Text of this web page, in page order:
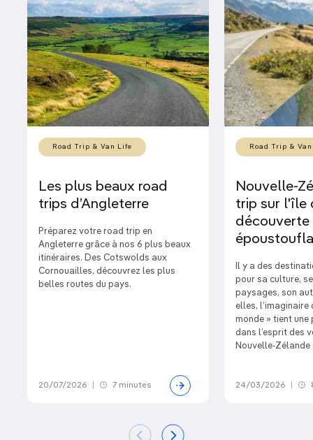
Road Trip & Van Life
Les plus beaux road
trips d’Angleterre
Préparez votre road trip en
Angleterre grâce à nos 6 plus beaux
itinéraires. Des Cotswolds aux
Cornouailles, découvrez les plus
belles routes du pays.
20/07/2026 7 minutes
Road Trip &
Nouvelle-
trip sur l'île
découverte
Il y a des
pour sa culture,
paysages, son
elles, l’imaginaire
monde » tient
dans l’esprit des
Nouvelle-
24/03/2026